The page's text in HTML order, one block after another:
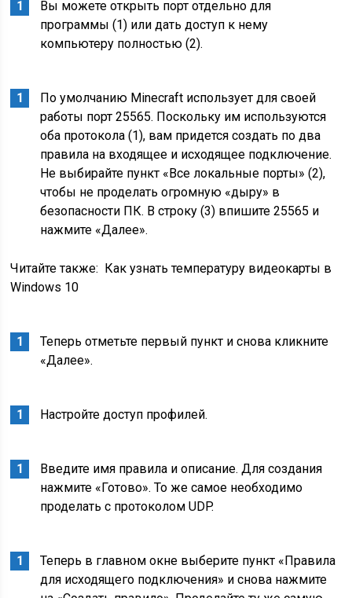
Вы можете открыть порт отдельно для
программы (1) или дать доступ к нему
компьютеру полностью (2).
По умолчанию Minecraft использует для своей
работы порт 25565. Поскольку им используются
оба протокола (1), вам придется создать по два
правила на входящее и исходящее подключение.
Не выбирайте пункт «Все локальные порты» (2),
чтобы не проделать огромную «дыру» в
безопасности ПК. В строку (3) впишите 25565 и
нажмите «Далее».
Читайте также: Как узнать температуру видеокарты в
Windows 10
Теперь отметьте первый пункт и снова кликните
«Далее».
Настройте доступ профилей.
Введите имя правила и описание. Для создания
нажмите «Готово». То же самое необходимо
проделать с протоколом UDP.
Теперь в главном окне выберите пункт «Правила
для исходящего подключения» и снова нажмите